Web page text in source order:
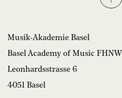
Musik-Akademie Basel
Basel Academy of Music FHNW
Leonhardsstrasse 6
4051 Basel